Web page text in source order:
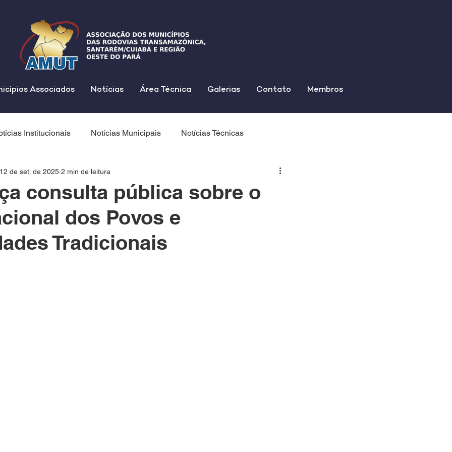
Associados Notícias Área Técnica Galerias Contato Membros
Institucionais Notícias Municipais Notícias Técnicas
consulta pública sobre o
dos Povos e
Tradicionais
12 de set. de 2025 2 min de leitura